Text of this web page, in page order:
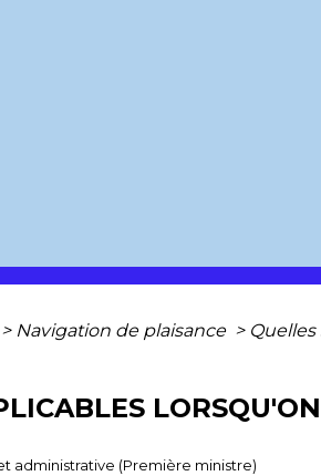
> Navigation de plaisance >
administrative (Première ministre)